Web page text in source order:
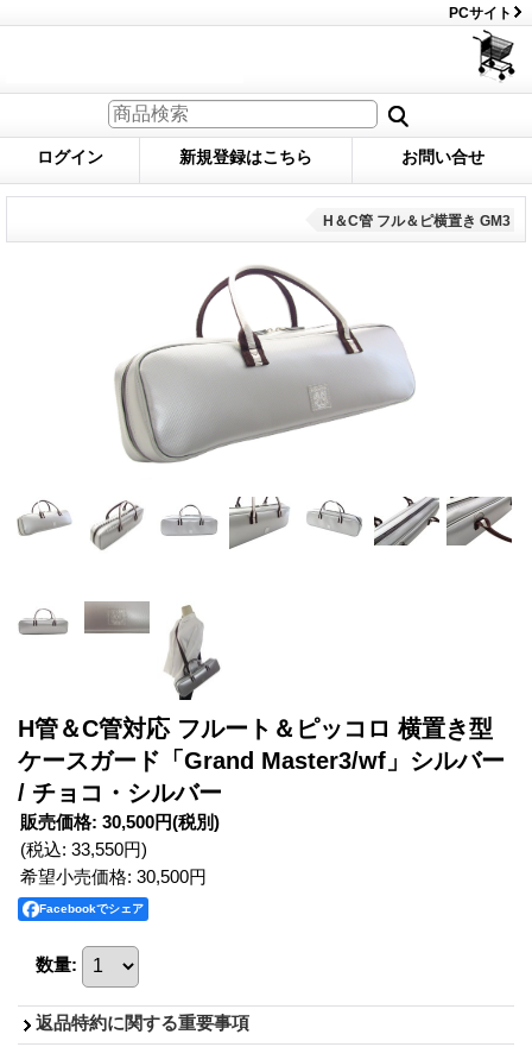
PCサイト
ログイン 新規登録はこちら お問い合せ
H＆C管 フル＆ピ横置き GM3
H管＆C管対応 フルート＆ピッコロ 横置き型
ケースガード「Grand Master3/wf」シルバー
/ チョコ・シルバー
販売価格: 30,500円(税別)
(税込: 33,550円)
希望小売価格: 30,500円
Facebookでシェア
数量:
返品特約に関する重要事項